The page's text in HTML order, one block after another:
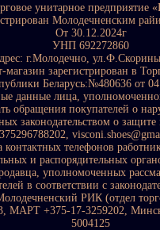
унитарное предприятие
Молодечненским
От 30.12.2024г
УНП 692272860
г.Молодечно,
магазин зарегистрирован в
Беларусь:№480636 от
данные лица,
обращения покупателей о
законодательством о защите
контактных телефонов
и распорядительных
уполномоченных
в соответствии с
РИК (отдел
МАРТ +375-17-3259202,
5004125